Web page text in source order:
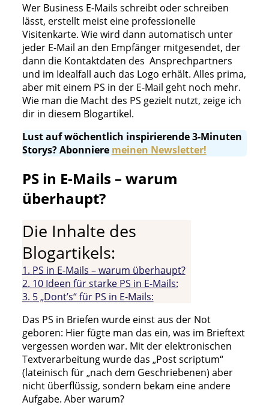
Wer Business E-Mails schreibt oder schreiben
lässt, erstellt meist eine professionelle
Visitenkarte. Wie wird dann automatisch unter
jeder E-Mail an den Empfänger mitgesendet, der
dann die Kontaktdaten des Ansprechpartners
und im Idealfall auch das Logo erhält. Alles prima,
aber mit einem PS in der E-Mail geht noch mehr.
Wie man die Macht des PS gezielt nutzt, zeige ich
dir in diesem Blogartikel.
Lust auf wöchentlich inspirierende 3-Minuten
Storys? Abonniere meinen Newsletter!
PS in E-Mails – warum
überhaupt?
Die Inhalte des
Blogartikels:
1. PS in E-Mails – warum überhaupt?
2. 10 Ideen für starke PS in E-Mails:
3. 5 „Dont’s“ für PS in E-Mails:
Das PS in Briefen wurde einst aus der Not
geboren: Hier fügte man das ein, was im Brieftext
vergessen worden war. Mit der elektronischen
Textverarbeitung wurde das „Post scriptum“
(lateinisch für „nach dem Geschriebenen) aber
nicht überflüssig, sondern bekam eine andere
Aufgabe. Aber warum?